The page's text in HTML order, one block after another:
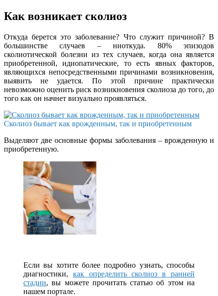
Как возникает сколиоз
Откуда берется это заболевание? Что служит причиной? В
большинстве случаев – ниоткуда. 80% эпизодов
сколиотической болезни из тех случаев, когда она является
приобретенной, идиопатические, то есть явных факторов,
являющихся непосредственными причинами возникновения,
выявить не удается. По этой причине практически
невозможно оценить риск возникновения сколиоза до того, до
того как он начнет визуально проявляться.
Сколиоз бывает как врожденным, так и приобретенным
Выделяют две основные формы заболевания – врожденную и
приобретенную.
Если вы хотите более подробно узнать, способы
диагностики, как определить сколиоз в ранней
стадии, вы можете прочитать статью об этом на
нашем портале.